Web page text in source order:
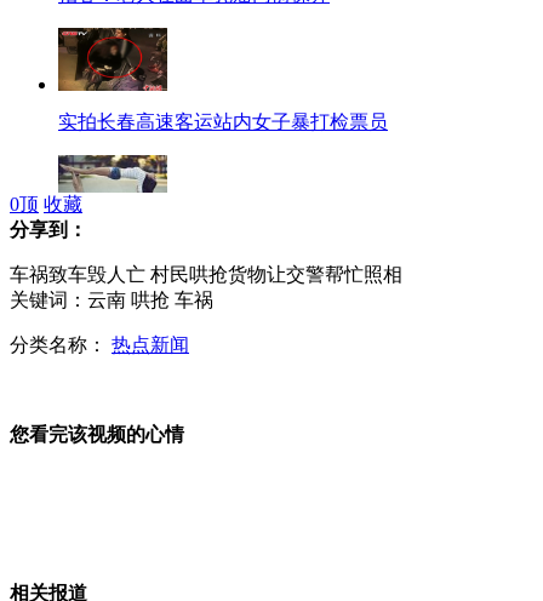
实拍长春高速客运站内女子暴打检票员
0顶 收藏
分享到：
车祸致车毁人亡 村民哄抢货物让交警帮忙照相
关键词：云南 哄抢 车祸
分类名称： 热点新闻
您看完该视频的心情
相关报道